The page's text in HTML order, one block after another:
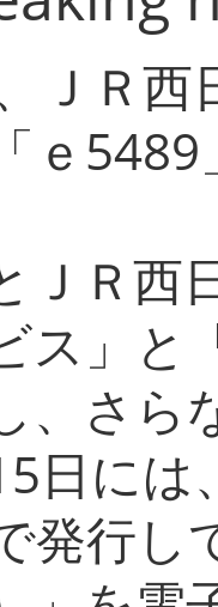
ＪＲ
ｅ
ＪＲ西
ス」
、さら
日に
発行し